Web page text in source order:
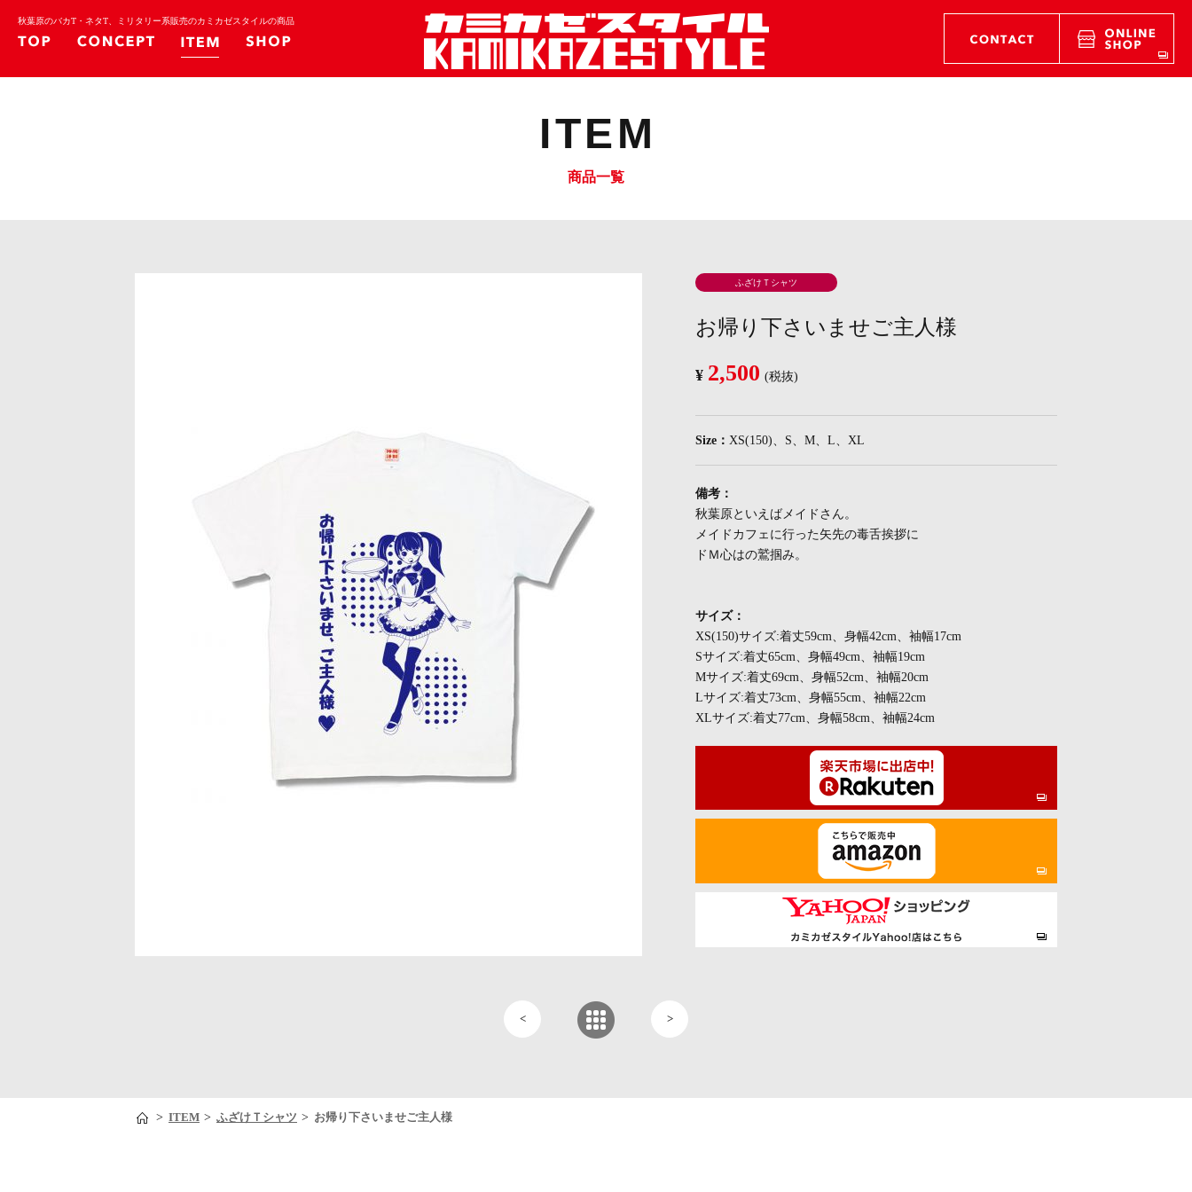
秋葉原のバカT・ネタT、ミリタリー系販売のカミカゼスタイルの商品
ITEM
商品一覧
ふざけＴシャツ
お帰り下さいませご主人様
¥ 2,500 (税抜)
Size： XS(150)、S、M、L、XL
備考：
秋葉原といえばメイドさん。
メイドカフェに行った矢先の毒舌挨拶に
ドＭ心はの鷲掴み。
サイズ：
XS(150)サイズ:着丈59cm、身幅42cm、袖幅17cm
Sサイズ:着丈65cm、身幅49cm、袖幅19cm
Mサイズ:着丈69cm、身幅52cm、袖幅20cm
Lサイズ:着丈73cm、身幅55cm、袖幅22cm
XLサイズ:着丈77cm、身幅58cm、袖幅24cm
< >
> ITEM > ふざけＴシャツ > お帰り下さいませご主人様